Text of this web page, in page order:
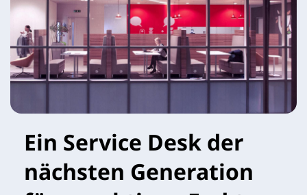
Ein Service Desk der
nächsten Generation